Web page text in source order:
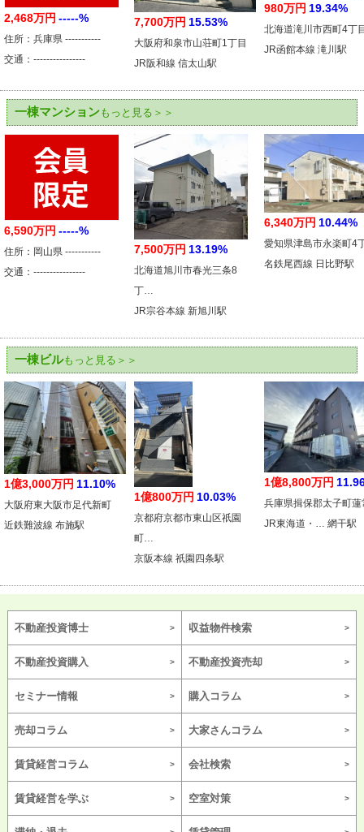
2,468万円 -----%
住所：兵庫県 -----------
交通：----------------
7,700万円 15.53%
大阪府和泉市山荘町1丁目
JR阪和線 信太山駅
980万円 19.34%
北海道滝川市西町4丁
JR函館本線 滝川駅
一棟マンションもっと見る＞＞
6,590万円 -----%
住所：岡山県 -----------
交通：----------------
7,500万円 13.19%
北海道旭川市春光三条8
丁…
JR宗谷本線 新旭川駅
6,340万円 10.44%
愛知県津島市永楽町4
名鉄尾西線 日比野駅
一棟ビルもっと見る＞＞
1億3,000万円 11.10%
大阪府東大阪市足代新町
近鉄難波線 布施駅
1億800万円 10.03%
京都府京都市東山区祇園
町…
京阪本線 祇園四条駅
1億8,800万円
兵庫県揖保郡太子町蓮
JR東海道・… 網干駅
不動産投資博士 収益物件検索
不動産投資購入 不動産投資売却
セミナー情報 購入コラム
売却コラム 大家さんコラム
賃貸経営コラム 会社検索
賃貸経営を学ぶ 空室対策